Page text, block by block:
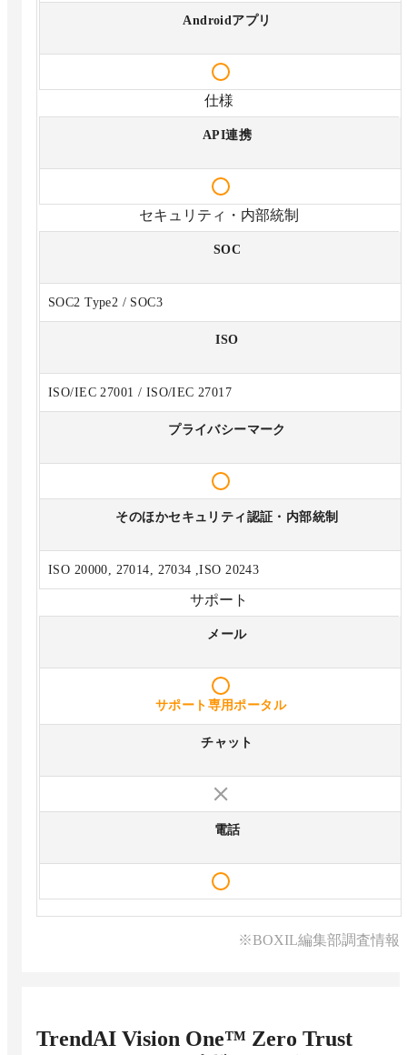
Androidアプリ
仕様
API連携
セキュリティ・内部統制
SOC
SOC2 Type2 / SOC3
ISO
ISO/IEC 27001 / ISO/IEC 27017
プライバシーマーク
そのほかセキュリティ認証・内部統制
ISO 20000, 27014, 27034 ,ISO 20243
サポート
メール
サポート専用ポータル
チャット
電話
※BOXIL編集部調査情報
TrendAI Vision One™ Zero Trust